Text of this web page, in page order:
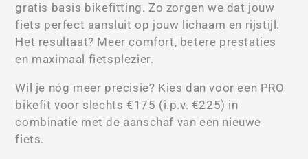
gratis basis bikefitting. Zo zorgen we dat jouw
fiets perfect aansluit op jouw lichaam en rijstijl.
Het resultaat? Meer comfort, betere prestaties
en maximaal fietsplezier.
Wil je nóg meer precisie? Kies dan voor een PRO
bikefit voor slechts €175 (i.p.v. €225) in
combinatie met de aanschaf van een nieuwe
fiets.